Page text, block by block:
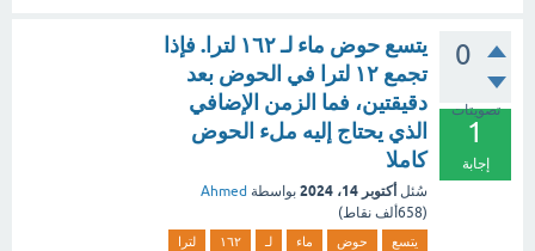
0
تصويتات
1
إجابة
يتسع حوض ماء لـ ١٦٢ لترا. فإذا
تجمع ١٢ لترا في الحوض بعد
دقيقتين، فما الزمن الإضافي
الذي يحتاج إليه ملء الحوض
كاملا
سُئل أكتوبر 14، 2024 بواسطة Ahmed
(658ألف نقاط)
يتسع حوض ماء لـ ١٦٢
لترا